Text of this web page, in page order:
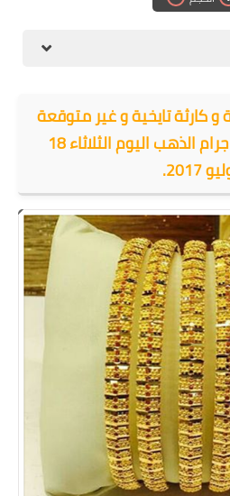
وظائف Jobs
مطبخ هسا
و كارثة تايخية و غير متوقعة
و تغيير صادم لسعر جرام الذهب اليوم الثلاثاء 18
2017.